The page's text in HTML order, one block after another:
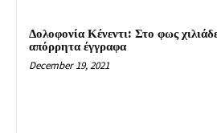
Δολοφονία Κένεντι: Στο φως
απόρρητα έγγραφα
December 19, 2021